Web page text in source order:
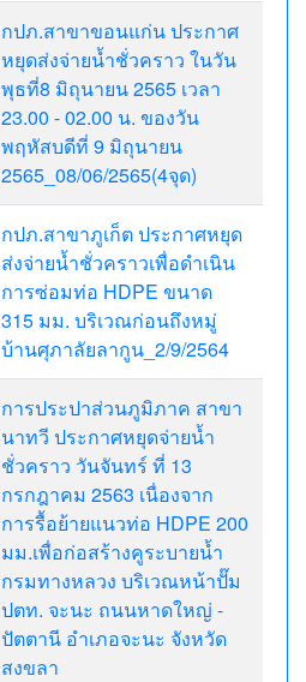
กปภ.สาขาขอนแก่น ประกาศ
หยุดส่งจ่ายน้ำชั่วคราว ในวัน
พุธที่8 มิถุนายน 2565 เวลา
23.00 - 02.00 น. ของวัน
พฤหัสบดีที่ 9 มิถุนายน
2565_08/06/2565(4จุด)
กปภ.สาขาภูเก็ต ประกาศหยุด
ส่งจ่ายน้ำชั่วคราวเพื่อดำเนิน
การซ่อมท่อ HDPE ขนาด
315 มม. บริเวณก่อนถึงหมู่
บ้านศุภาลัยลากูน_2/9/2564
การประปาส่วนภูมิภาค สาขา
นาทวี ประกาศหยุดจ่ายน้ำ
ชั่วคราว วันจันทร์ ที่ 13
กรกฎาคม 2563 เนื่องจาก
การรื้อย้ายแนวท่อ HDPE 200
มม.เพื่อก่อสร้างคูระบายน้ำ
กรมทางหลวง บริเวณหน้าปั๊ม
ปตท. จะนะ ถนนหาดใหญ่ -
ปัตตานี อำเภอจะนะ จังหวัด
สงขลา